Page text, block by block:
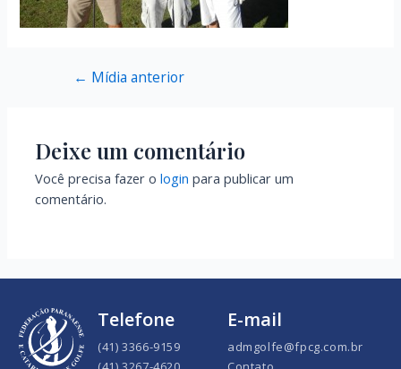
← Mídia anterior
Deixe um comentário
Você precisa fazer ologin para publicar um
comentário.
Telefone
(41) 3366-9159
E-mail
admgolfe@fpcg.com.br